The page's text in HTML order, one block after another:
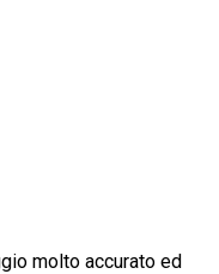
molto accurato ed